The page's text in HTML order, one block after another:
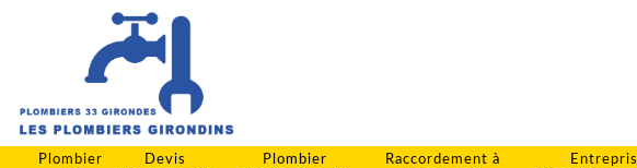
Plombier
Devis
Plombier
Raccordement à